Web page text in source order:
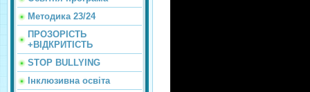
Методика 23/24
ПРОЗОРІСТЬ
+ВІДКРИТІСТЬ
STOP BULLYING
Інклюзивна освіта